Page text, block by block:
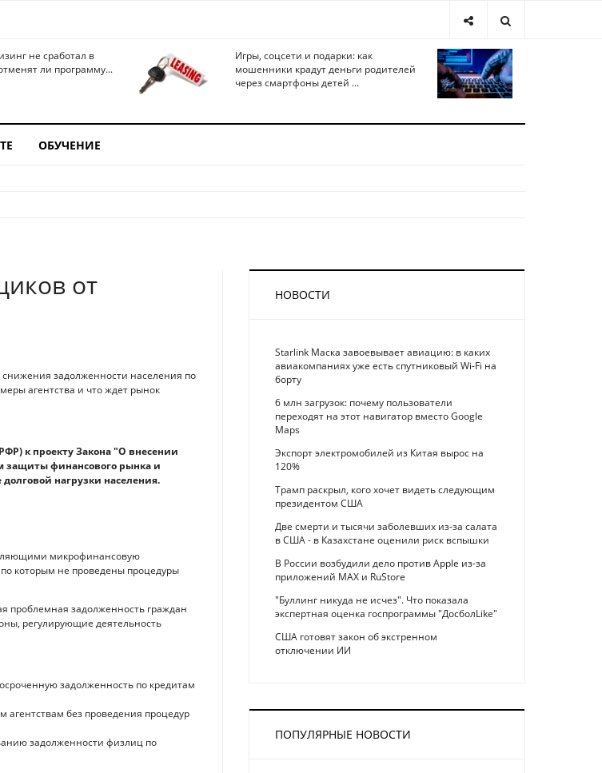
не сработал в
ли программу...
Игры, соцсети и подарки: как
мошенники крадут деньги родителей
через смартфоны детей ...
ОБУЧЕНИЕ
от
задолженности населения по
агентства и что ждет рынок
к проекту Закона "О внесении
защиты финансового рынка и
нагрузки населения.
микрофинансовую
которым не проведены процедуры
проблемная задолженность граждан
регулирующие деятельность
задолженность по кредитам
агентствам без проведения процедур
задолженности физлиц по
НОВОСТИ
Starlink Маска завоевывает авиацию: в каких
авиакомпаниях уже есть спутниковый Wi-Fi на
борту
6 млн загрузок: почему пользователи
переходят на этот навигатор вместо Google
Maps
Экспорт электромобилей из Китая вырос на
120%
Трамп раскрыл, кого хочет видеть следующим
президентом США
Две смерти и тысячи заболевших из-за салата
в США - в Казахстане оценили риск вспышки
В России возбудили дело против Apple из-за
приложений MAX и RuStore
"Буллинг никуда не исчез". Что показала
экспертная оценка госпрограммы "ДосболLike"
США готовят закон об экстренном
отключении ИИ
ПОПУЛЯРНЫЕ НОВОСТИ